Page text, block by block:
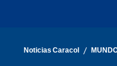
Noticias Caracol /